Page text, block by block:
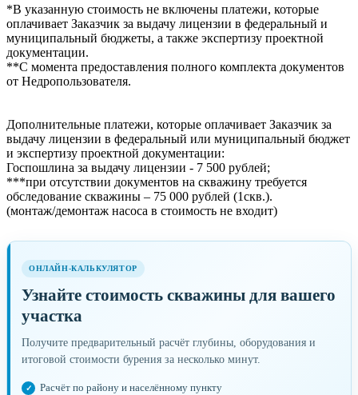
*В указанную стоимость не включены платежи, которые
оплачивает Заказчик за выдачу лицензии в федеральный и
муниципальный бюджеты, а также экспертизу проектной
документации.
**С момента предоставления полного комплекта документов
от Недропользователя.
Дополнительные платежи, которые оплачивает Заказчик за
выдачу лицензии в федеральный или муниципальный бюджет
и экспертизу проектной документации:
Госпошлина за выдачу лицензии - 7 500 рублей;
***при отсутствии документов на скважину требуется
обследование скважины – 75 000 рублей (1скв.).
(монтаж/демонтаж насоса в стоимость не входит)
ОНЛАЙН-КАЛЬКУЛЯТОР
Узнайте стоимость скважины для вашего
участка
Получите предварительный расчёт глубины, оборудования и
итоговой стоимости бурения за несколько минут.
Расчёт по району и населённому пункту